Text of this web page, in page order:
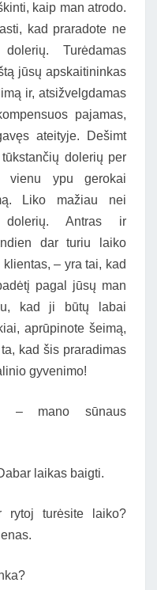
kaip man atrodo.
kad praradote ne
Turėdamas
jūsų apskaitininkas
ir, atsižvelgdamas
pajamas,
ateityje. Dešimt
dolerių per
vienu ypu gerokai
Liko mažiau nei
dolerių. Antras ir
dar turiu laiko
– yra tai, kad
pagal jūsų man
kad ji būtų labai
aprūpinote šeimą,
kad šis praradimas
gyvenimo!
– mano sūnaus
laikas baigti.
rytoj turėsite laiko?